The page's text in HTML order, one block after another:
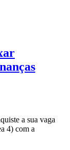
a sua vaga
4) com a